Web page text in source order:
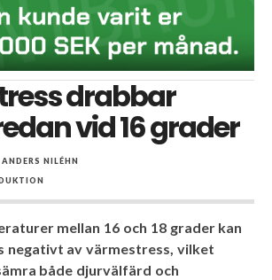
drabbar
vid 16 grader
ANDERS NILÉHN
mellan 16 och 18 grader kan
negativt av värmestress, vilket
både djurvälfärd och